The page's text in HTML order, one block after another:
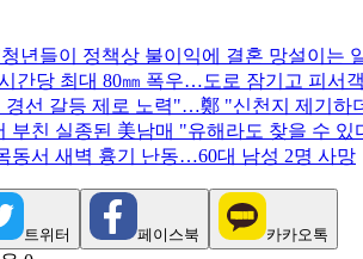
년들이 정책상 불이익에 결혼 망설이는
간당 최대 80㎜ 폭우…도로 잠기고 피서
경선 갈등 제로 노력"…鄭 "신천지 제기하
부친 실종된 美남매 "유해라도 찾을 수
동서 새벽 흉기 난동…60대 남성 2명 사망
트위터 페이스북 카카오톡